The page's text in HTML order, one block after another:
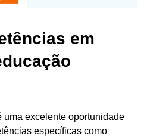
em
uma excelente oportunidade
específicas como